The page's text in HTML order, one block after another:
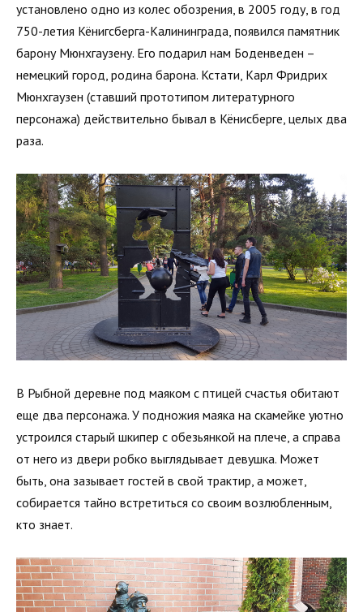
установлено одно из колес обозрения, в 2005 году, в год
750-летия Кёнигсберга-Калининграда, появился памятник
барону Мюнхгаузену. Его подарил нам Боденведен –
немецкий город, родина барона. Кстати, Карл Фридрих
Мюнхгаузен (ставший прототипом литературного
персонажа) действительно бывал в Кёнисберге, целых два
раза.
В Рыбной деревне под маяком с птицей счастья обитают
еще два персонажа. У подножия маяка на скамейке уютно
устроился старый шкипер с обезьянкой на плече, а справа
от него из двери робко выглядывает девушка. Может
быть, она зазывает гостей в свой трактир, а может,
собирается тайно встретиться со своим возлюбленным,
кто знает.